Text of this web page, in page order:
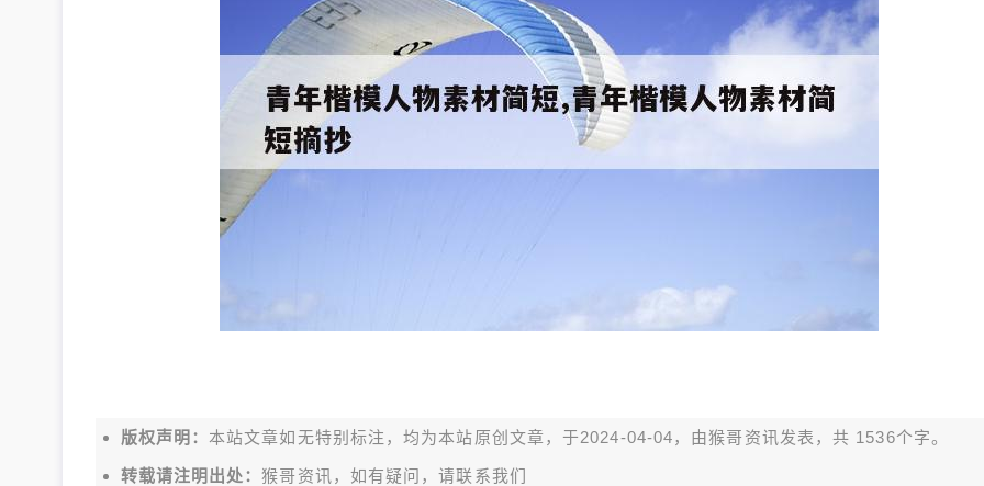
版权声明： 本站文章如无特别标注，均为本站原创文章，于2024-04-04，由猴哥资讯 发表，共 1536个字。
转载请注明出处：猴哥资讯，如有疑问，请联系我们